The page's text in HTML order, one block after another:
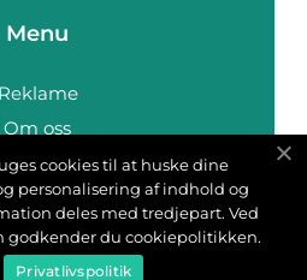
Menu
Reklame
Om oss
Cookies
Oss
Sitemap
cookies til at huske dine
personalisering af indhold og
deles med tredjepart. Ved
godkender du cookiepolitikken.
Privatlivspolitik